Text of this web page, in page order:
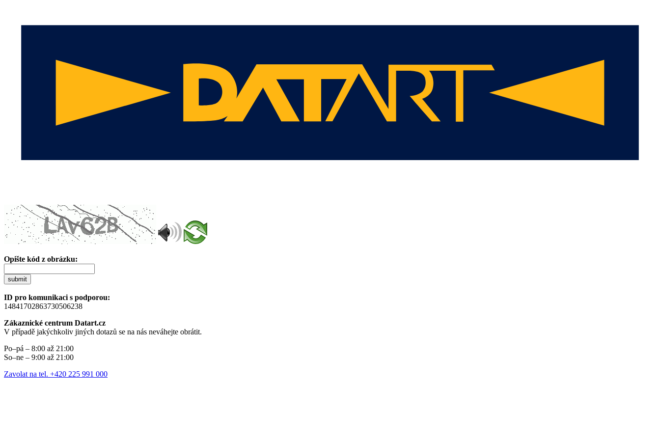
Opište kód z obrázku:
submit
ID pro komunikaci s podporou:
14841702863730506238
Zákaznické centrum Datart.cz
V případě jakýchkoliv jiných dotazů se na nás neváhejte obrátit.
Po–pá – 8:00 až 21:00
So–ne – 9:00 až 21:00
Zavolat na tel. +420 225 991 000